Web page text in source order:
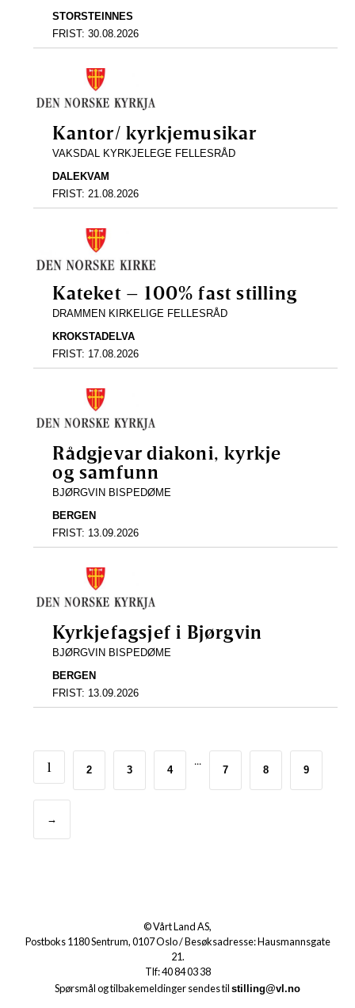
STORSTEINNES
FRIST:30.08.2026
Kantor/ kyrkjemusikar
VAKSDAL KYRKJELEGE FELLESRÅD
DALEKVAM
FRIST: 21.08.2026
Kateket – 100% fast stilling
DRAMMEN KIRKELIGE FELLESRÅD
KROKSTADELVA
FRIST: 17.08.2026
Rådgjevar diakoni, kyrkje
og samfunn
BJØRGVIN BISPEDØME
BERGEN
FRIST: 13.09.2026
Kyrkjefagsjef i Bjørgvin
BJØRGVIN BISPEDØME
BERGEN
FRIST: 13.09.2026
1 2 3 4
...
7 8 9
→
© Vårt Land AS,
Postboks 1180 Sentrum, 0107 Oslo / Besøksadresse: Hausmannsgate
21.
Tlf: 40 84 03 38
Spørsmål og tilbakemeldinger sendes til stilling@vl.no